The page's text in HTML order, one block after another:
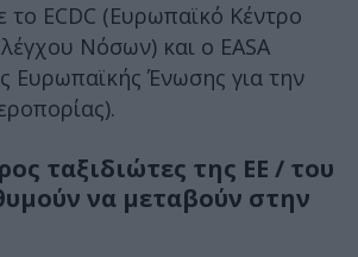
ECDC (Ευρωπαϊκό Κέντρο
Νόσων) και ο EASA
Ευρωπαϊκής Ένωσης για την
ταξιδιώτες της ΕΕ / του
να μεταβούν στην